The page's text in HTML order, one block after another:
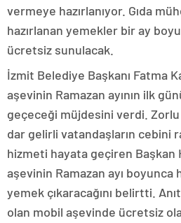
vermeye hazırlanıyor. Gıda
hazırlanan yemekler bir ay
ücretsiz sunulacak.
İzmit Belediye Başkanı Fatma
aşevinin Ramazan ayının ilk
geçeceği müjdesini verdi.
dar gelirli vatandaşların cebini
hizmeti hayata geçiren
aşevinin Ramazan ayı boyunca
yemek çıkaracağını belirtti.
olan mobil aşevinde ücretsiz